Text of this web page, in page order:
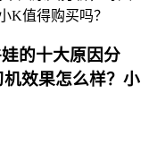
的十大原因分
效果怎么样？小